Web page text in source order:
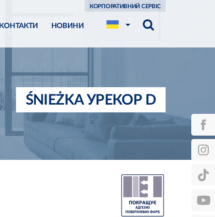
КОНТАКТИ НОВИНИ
КОРПОРАТИВНИЙ СЕРВІС
ŚNIEŻKA УРЕКОР D